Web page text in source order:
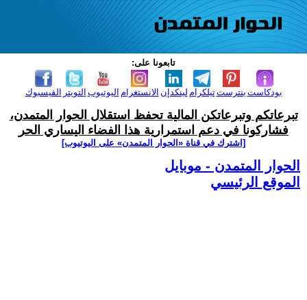
تابعونا على:
الفيسبوك التويتر اليوتيوب الانستغرام لينكدإن تيلكرامبنترست بودكاست
تبرعاتكم وتبرعاتكن المالية تحفظ استقلال الحوار المتمدن،
فشاركونا في دعم استمرارية هذا الفضاء اليساري الحر
[اشترك في قناة ‫«الحوار المتمدن» على اليوتيوب]
الحوار المتمدن - موبايل
الموقع الرئيسي